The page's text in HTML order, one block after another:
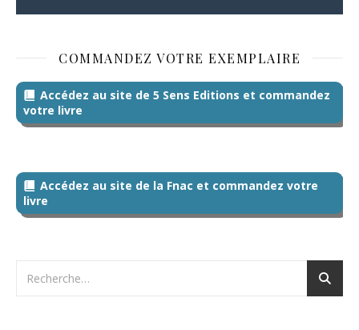
COMMANDEZ VOTRE EXEMPLAIRE
Accédez au site de 5 Sens Editions et commandez
votre livre
Accédez au site de la Fnac et commandez votre
livre